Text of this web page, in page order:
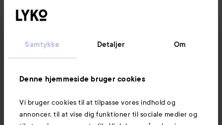
Samtykke Detaljer Om
Denne hjemmeside bruger cookies
Vi bruger cookies til at tilpasse vores indhold og
annoncer, til at vise dig funktioner til sociale medier og
Kundeservice
Information
Mere at udforske